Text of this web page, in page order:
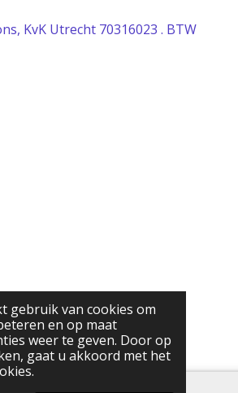
gebruik van cookies om
en op maat
weer te geven. Door op
gaat u akkoord met het
KvK Utrecht 70316023 . BTW